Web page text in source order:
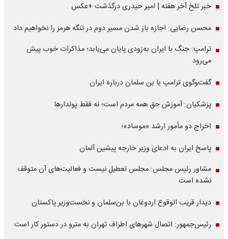
خبر تلخ آخر هفته | امیر حیدری درگذشت +عکس
محسن رضایی: اجازه باز شدن مسیر دوم در تنگه هرمز را نخواهیم داد
ترامپ: جنگ با ایران به‌زودی پایان می‌یابد؛ مذاکرات خوب پیش
می‌رود
گفت‌وگوی ترامپ با بن سلمان درباره ایران
پزشکیان: آموزش حق همه مردم است؛ نه فقط پولدارها
اخراج دو مأمور ارشد «موساد»؛
پاسخ ایران به ادعای وزیر خارجه پیشین آلمان
مشاور رئیس مجلس: مجلس تعطیل نیست و فعالیت‌های آن متوقف
نشده است
دیدار قریب الوقوع اردوغان با بن‌سلمان و نخست‌وزیر پاکستان
رئیس‌جمهور: اتصال شهرهای اطراف تهران به مترو در دستور کار است